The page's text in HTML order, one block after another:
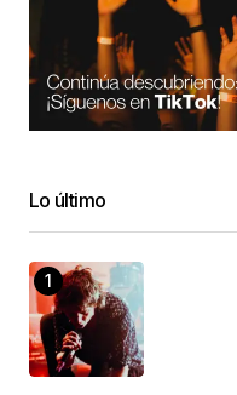
Lo último